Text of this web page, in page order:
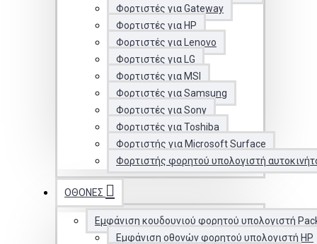
Φορτιστές για Gateway
Φορτιστές για HP
Φορτιστές για Lenovo
Φορτιστές για LG
Φορτιστές για MSI
Φορτιστές για Samsung
Φορτιστές για Sony
Φορτιστές για Toshiba
Φορτιστής για Microsoft Surface
Φορτιστής φορητού υπολογιστή
ΟΘΌΝΕΣ
Εμφάνιση κουδουνιού φορητού υπολογιστή
Εμφάνιση οθονών φορητού υπολογιστή HP